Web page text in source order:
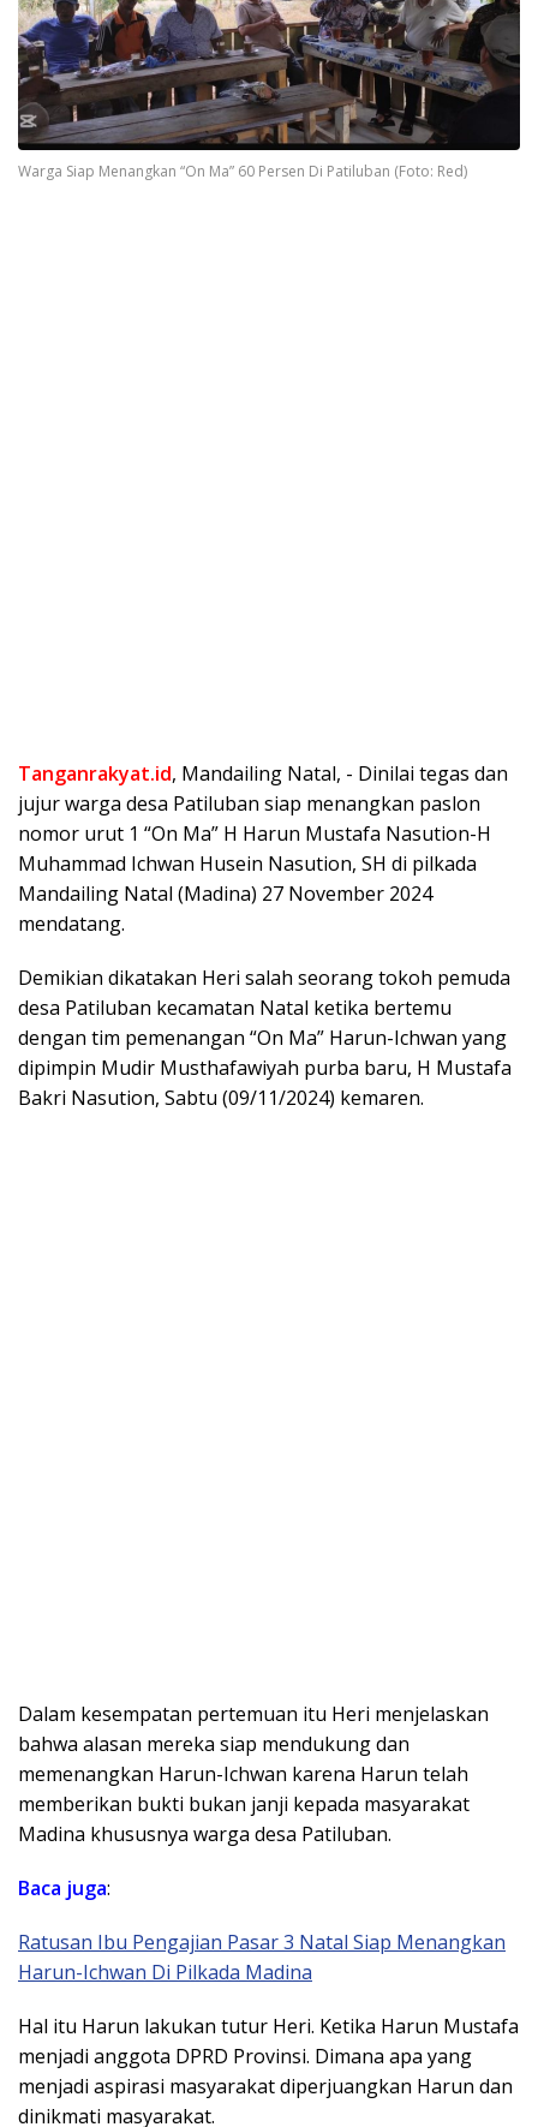
Warga Siap Menangkan “On Ma” 60 Persen Di Patiluban (Foto: Red)
Tanganrakyat.id, Mandailing Natal, ⁠- Dinilai tegas dan
jujur warga desa Patiluban siap menangkan paslon
nomor urut 1 “On Ma” H Harun Mustafa Nasution-H
Muhammad Ichwan Husein Nasution, SH di pilkada
Mandailing Natal (Madina) 27 November 2024
mendatang.
Demikian dikatakan Heri salah seorang tokoh pemuda
desa Patiluban kecamatan Natal ketika bertemu
dengan tim pemenangan “On Ma” Harun-Ichwan yang
dipimpin Mudir Musthafawiyah purba baru, H Mustafa
Bakri Nasution, Sabtu (09/11/2024) kemaren.
Dalam kesempatan pertemuan itu Heri menjelaskan
bahwa alasan mereka siap mendukung dan
memenangkan Harun-Ichwan karena Harun telah
memberikan bukti bukan janji kepada masyarakat
Madina khususnya warga desa Patiluban.
Baca juga:
Ratusan Ibu Pengajian Pasar 3 Natal Siap Menangkan
Harun-Ichwan Di Pilkada Madina
Hal itu Harun lakukan tutur Heri. Ketika Harun Mustafa
menjadi anggota DPRD Provinsi. Dimana apa yang
menjadi aspirasi masyarakat diperjuangkan Harun dan
dinikmati masyarakat.